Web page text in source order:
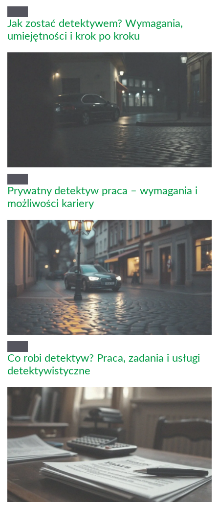
Jak zostać detektywem? Wymagania,
umiejętności i krok po kroku
Prywatny detektyw praca – wymagania i
możliwości kariery
Co robi detektyw? Praca, zadania i usługi
detektywistyczne